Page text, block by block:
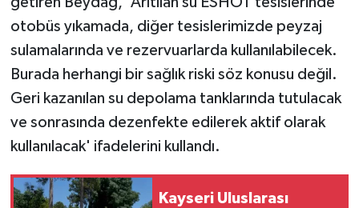
otobüs yıkamada, diğer tesislerimizde peyzaj
sulamalarında ve rezervuarlarda kullanılabilecek.
Burada herhangi bir sağlık riski söz konusu değil.
Geri kazanılan su depolama tanklarında tutulacak
ve sonrasında dezenfekte edilerek aktif olarak
kullanılacak' ifadelerini kullandı.
Kayseri Uluslarası